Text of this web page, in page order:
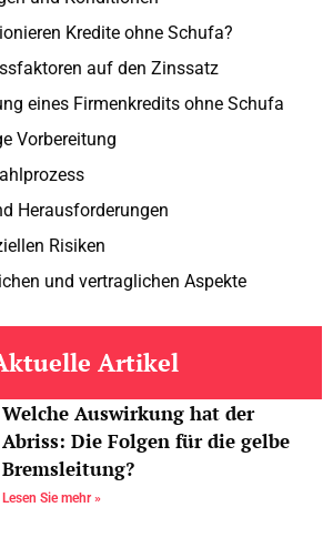
Kredite ohne Schufa?
auf den Zinssatz
eines Firmenkredits ohne Schufa
Vorbereitung
Herausforderungen
Risiken
und vertraglichen Aspekte
Artikel
Welche Auswirkung hat der
Abriss: Die Folgen für die gelbe
Bremsleitung?
Lesen Sie mehr »